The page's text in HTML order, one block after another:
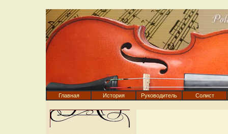
Главная История Руководитель Солист